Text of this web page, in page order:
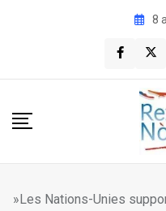
8
»Les Nations-Unies